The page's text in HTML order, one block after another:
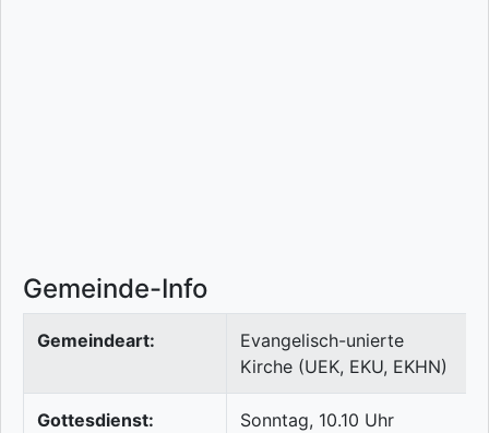
Gemeinde-Info
Gemeindeart:
Evangelisch-unierte
Kirche (UEK, EKU, EKHN)
Gottesdienst: Sonntag, 10.10 Uhr